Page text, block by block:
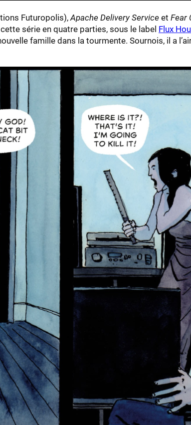
Futuropolis),Apache Delivery Service et Fear
série en quatre parties, sous le label Flux
famille dans la tourmente. Sournois, il a